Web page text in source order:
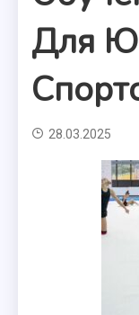
Для
28.03.2025